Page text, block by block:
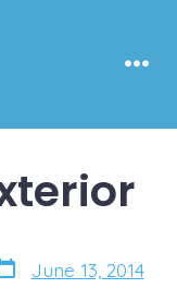
June 13, 2014